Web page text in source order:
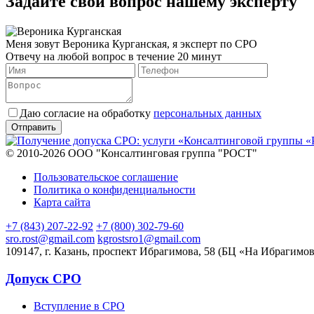
Меня зовут Вероника Курганская, я эксперт по СРО
Отвечу на любой вопрос в течение 20 минут
Даю согласие на обработку персональных данных
© 2010-2026 ООО "Консалтинговая группа "РОСТ"
Пользовательское соглашение
Политика о конфиденциальности
Карта сайта
+7 (843) 207-22-92 +7 (800) 302-79-60
sro.rost@gmail.com kgrostsro1@gmail.com
109147, г. Казань, проспект Ибрагимова, 58 (БЦ «На
Допуск СРО
Вступление в СРО